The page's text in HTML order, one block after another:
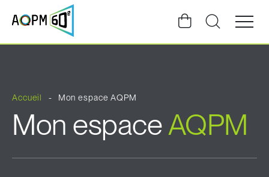
Ouvrir
la
du
Accueil Mon espace AQPM
Mon espaceAQPM